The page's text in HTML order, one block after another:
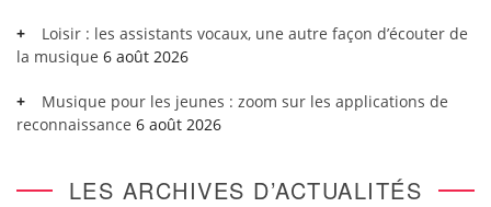
Loisir : les assistants vocaux, une autre façon d’écouter de
la musique 6 août 2026
Musique pour les jeunes : zoom sur les applications de
reconnaissance 6 août 2026
LES ARCHIVES D’ACTUALITÉS